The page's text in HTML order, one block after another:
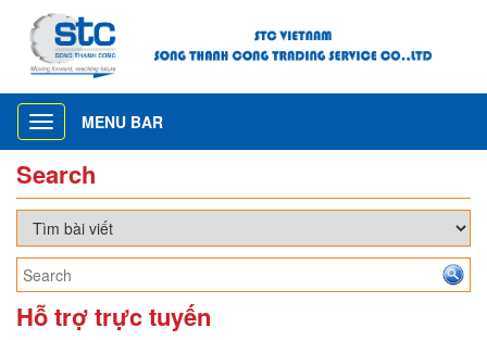
Toggle
navigation
MENU BAR
Search
Hỗ trợ trực tuyến